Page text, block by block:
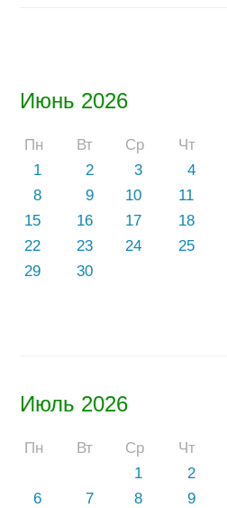
Июнь 2026
Пн Вт Ср Чт
1
2 3 4
8
9 10 11
15
16 17 18
22
23 24 25
29
30
Июль 2026
Пн Вт Ср Чт
1
2
6
7 8 9